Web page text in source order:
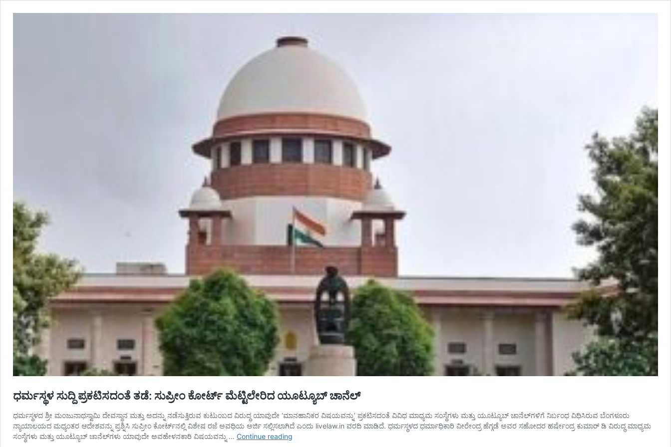
ಧರ್ಮಸ್ಥಳ ಸುದ್ದಿ ಪ್ರಕಟಿಸದಂತೆ ತಡೆ: ಸುಪ್ರೀಂ ಕೋರ್ಟ್ ಮೆಟ್ಟಿಲೇರಿದ ಯೂಟ್ಯೂಬ್ ಚಾನೆಲ್
ಧರ್ಮಸ್ಥಳದ ಶ್ರೀ ಮಂಜುನಾಥಸ್ವಾಮಿ ದೇವಸ್ಥಾನ ಮತ್ತು ಅದನ್ನು ನಡೆಸುತ್ತಿರುವ ಕುಟುಂಬದ ವಿರುದ್ಧ ಯಾವುದೇ ‘ಮಾನಹಾನಿಕರ ವಿಷಯವನ್ನು’ ಪ್ರಕಟಿಸದಂತೆ ವಿವಿಧ ಮಾಧ್ಯಮ ಸಂಸ್ಥೆಗಳು ಮತ್ತು ಯೂಟ್ಯೂಬ್ ಚಾನೆಲ್‌ಗಳಿಗೆ ನಿರ್ಬಂಧ ವಿಧಿಸಿರುವ ಬೆಂಗಳೂರು
ನ್ಯಾಯಾಲಯದ ಮಧ್ಯಂತರ ಆದೇಶವನ್ನು ಪ್ರಶ್ನಿಸಿ ಸುಪ್ರೀಂ ಕೋರ್ಟ್‌ನಲ್ಲಿ ವಿಶೇಷ ರಜೆ ಅವಧಿಯ ಅರ್ಜಿ ಸಲ್ಲಿಸಲಾಗಿದೆ ಎಂದು livelaw.in ವರದಿ ಮಾಡಿದೆ. ಧರ್ಮಸ್ಥಳದ ಧರ್ಮಾಧಿಕಾರಿ ವೀರೇಂದ್ರ ಹೆಗ್ಗಡೆ ಅವರ ಸಹೋದರ ಹರ್ಷೇಂದ್ರ ಕುಮಾರ್ ಡಿ ವಿರುದ್ಧ ಮಾಧ್ಯಮ
ಸಂಸ್ಥೆಗಳು ಮತ್ತು ಯೂಟ್ಯೂಬ್ ಚಾನೆಲ್‌ಗಳು ಯಾವುದೇ ಅವಹೇಳನಕಾರಿ ವಿಷಯವನ್ನು … Continue reading